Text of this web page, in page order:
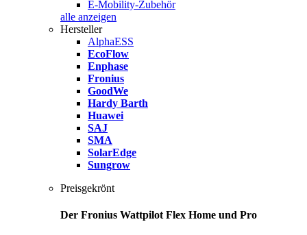
E-Mobility-Zubehör
alle anzeigen
Hersteller
AlphaESS
EcoFlow
Enphase
Fronius
GoodWe
Hardy Barth
Huawei
SAJ
SMA
SolarEdge
Sungrow
Preisgekrönt
Der Fronius Wattpilot Flex Home und Pro